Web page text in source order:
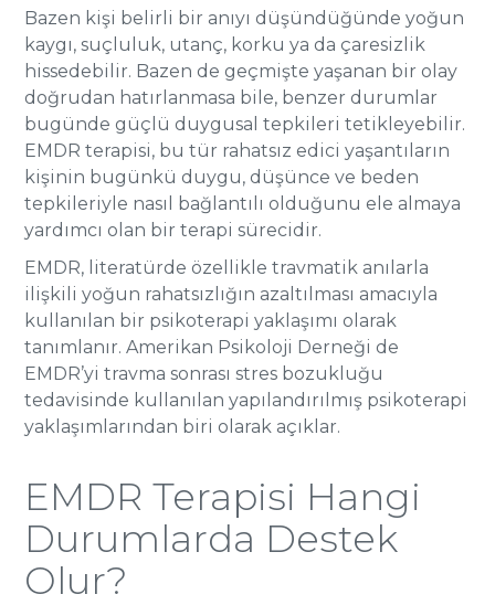
Bazen kişi belirli bir anıyı düşündüğünde yoğun
kaygı, suçluluk, utanç, korku ya da çaresizlik
hissedebilir. Bazen de geçmişte yaşanan bir olay
doğrudan hatırlanmasa bile, benzer durumlar
bugünde güçlü duygusal tepkileri tetikleyebilir.
EMDR terapisi, bu tür rahatsız edici yaşantıların
kişinin bugünkü duygu, düşünce ve beden
tepkileriyle nasıl bağlantılı olduğunu ele almaya
yardımcı olan bir terapi sürecidir.
EMDR, literatürde özellikle travmatik anılarla
ilişkili yoğun rahatsızlığın azaltılması amacıyla
kullanılan bir psikoterapi yaklaşımı olarak
tanımlanır. Amerikan Psikoloji Derneği de
EMDR’yi travma sonrası stres bozukluğu
tedavisinde kullanılan yapılandırılmış psikoterapi
yaklaşımlarından biri olarak açıklar.
EMDR Terapisi Hangi
Durumlarda Destek
Olur?